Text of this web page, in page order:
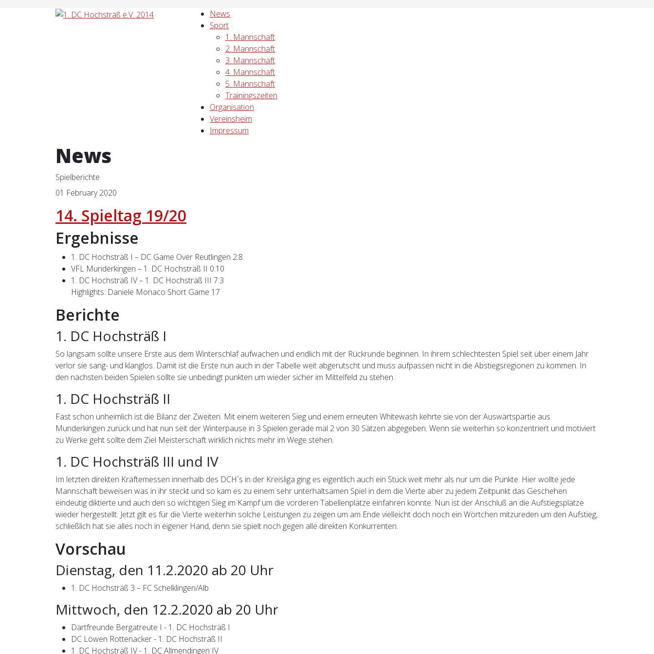
News
Sport
1. Mannschaft
2. Mannschaft
3. Mannschaft
4. Mannschaft
5. Mannschaft
Trainingszeiten
Organisation
Vereinsheim
Impressum
News
Spielberichte
01 February 2020
14. Spieltag 19/20
Ergebnisse
1. DC Hochsträß I – DC Game Over Reutlingen 2:8
VFL Munderkingen – 1. DC Hochsträß II 0:10
1. DC Hochsträß IV – 1. DC Hochsträß III 7:3
Highlights: Daniele Monaco Short Game 17
Berichte
1. DC Hochsträß I
So langsam sollte unsere Erste aus dem Winterschlaf aufwachen und endlich mit der Rückrunde beginnen. In ihrem schlechtesten Spiel seit über einem Jahr
verlor sie sang- und klanglos. Damit ist die Erste nun auch in der Tabelle weit abgerutscht und muss aufpassen nicht in die Abstiegsregionen zu kommen. In
den nächsten beiden Spielen sollte sie unbedingt punkten um wieder sicher im Mittelfeld zu stehen.
1. DC Hochsträß II
Fast schon unheimlich ist die Bilanz der Zweiten. Mit einem weiteren Sieg und einem erneuten Whitewash kehrte sie von der Auswärtspartie aus
Munderkingen zurück und hat nun seit der Winterpause in 3 Spielen gerade mal 2 von 30 Sätzen abgegeben. Wenn sie weiterhin so konzentriert und motiviert
zu Werke geht sollte dem Ziel Meisterschaft wirklich nichts mehr im Wege stehen.
1. DC Hochsträß III und IV
Im letzten direkten Kräftemessen innerhalb des DCH´s in der Kreisliga ging es eigentlich auch ein Stück weit mehr als nur um die Punkte. Hier wollte jede
Mannschaft beweisen was in ihr steckt und so kam es zu einem sehr unterhaltsamen Spiel in dem die Vierte aber zu jedem Zeitpunkt das Geschehen
eindeutig diktierte und auch den so wichtigen Sieg im Kampf um die vorderen Tabellenplätze einfahren konnte. Nun ist der Anschluß an die Aufstiegsplätze
wieder hergestellt. Jetzt gilt es für die Vierte weiterhin solche Leistungen zu zeigen um am Ende vielleicht doch noch ein Wörtchen mitzureden um den Aufstieg,
schließlich hat sie alles noch in eigener Hand, denn sie spielt noch gegen alle direkten Konkurrenten.
Vorschau
Dienstag, den 11.2.2020 ab 20 Uhr
1. DC Hochsträß 3 – FC Schelklingen/Alb
Mittwoch, den 12.2.2020 ab 20 Uhr
Dartfreunde Bergatreute I - 1. DC Hochsträß I
DC Löwen Rottenacker - 1. DC Hochsträß II
1. DC Hochsträß IV - 1. DC Allmendingen IV